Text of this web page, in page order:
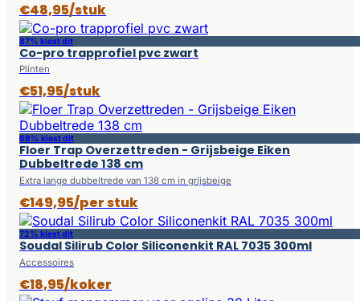
€48,95/stuk
87% kiest dit
Co-pro trapprofiel pvc zwart
Plinten
€51,95/stuk
68% kiest dit
Floer Trap Overzettreden - Grijsbeige Eiken
Dubbeltrede 138 cm
Extra lange dubbeltrede van 138 cm in grijsbeige
€149,95/per stuk
72% kiest dit
Soudal Silirub Color Siliconenkit RAL 7035 300ml
Accessoires
€18,95/koker